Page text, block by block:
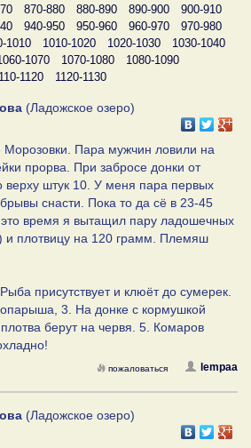
870-880 880-890 890-900
900-910
940-950 950-960 960-970
970-980
1010 1010-1020 1020-1030
1030-1040
1070 1070-1080
1080-1090
1120 1120-1130
(Ладожское озеро)
Пара мужчин ловили на
прорва. При забросе донки от
верху штук 10. У меня пара первых
снасти. Пока то да сё в 23-45
это время я вытащил пару ладошечных
и плотвицу на 120 грамм. Племяш
присутствует и клюёт до сумерек.
3. На донке с кормушкой
берут на червя. 5. Комаров
lempaa
пожаловаться
(Ладожское озеро)